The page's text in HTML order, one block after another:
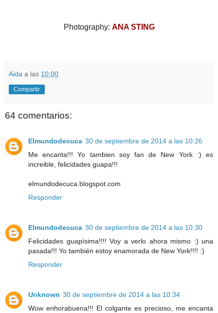
Photography: ANA STING
Aida a las 10:00
Compartir
64 comentarios:
Elmundodecuca 30 de septiembre de 2014 a las 10:26
Me encanta!!! Yo tambien soy fan de New York :) es
increible, felicidades guapa!!!
elmundodecuca.blogspot.com
Responder
Elmundodecuca 30 de septiembre de 2014 a las 10:30
Felicidades guapísima!!!! Voy a verlo ahora mismo :) una
pasada!!! Yo también estoy enamorada de New York!!!! :)
Responder
Unknown 30 de septiembre de 2014 a las 10:34
Wow enhorabuena!!! El colgante es precioso, me encanta